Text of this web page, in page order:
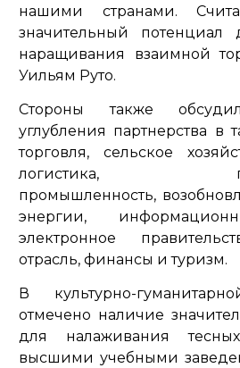
нашими странами.
значительный потенциал
наращивания взаимной
Уильям Руто.
Стороны также
углубления партнерства в
торговля, сельское
логистика,
промышленность,
энергии,
электронное
отрасль, финансы и туризм.
В культурно-
отмечено наличие
для налаживания
высшими учебными